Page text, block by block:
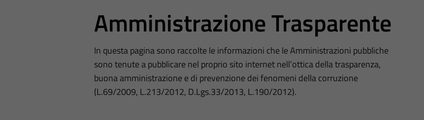
Amministrazione Trasparente
In questa pagina sono raccolte le informazioni che le Amministrazioni pubbliche
sono tenute a pubblicare nel proprio sito internet nell’ottica della trasparenza,
buona amministrazione e di prevenzione dei fenomeni della corruzione
(L.69/2009, L.213/2012, D.Lgs.33/2013, L.190/2012).